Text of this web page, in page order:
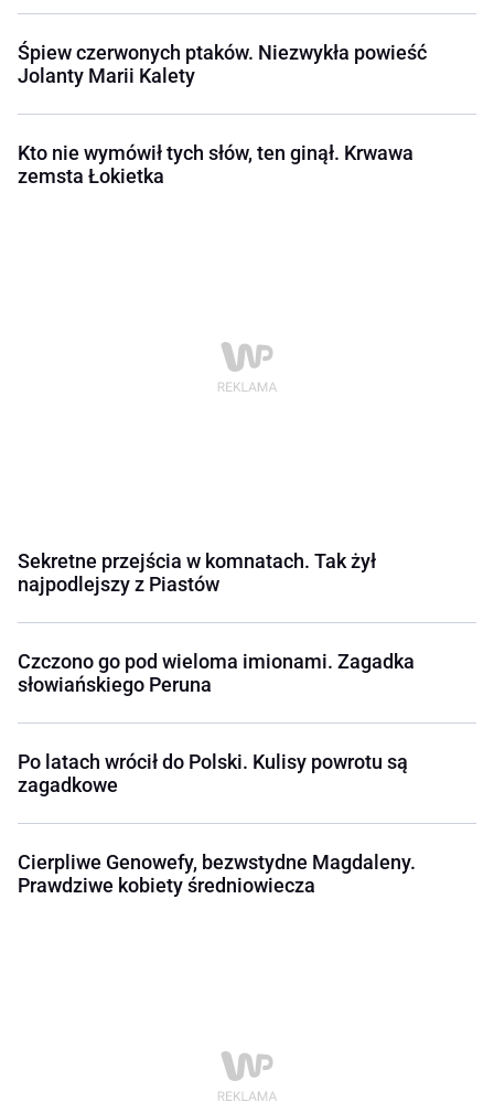
Śpiew czerwonych ptaków. Niezwykła powieść
Jolanty Marii Kalety
Kto nie wymówił tych słów, ten ginął. Krwawa
zemsta Łokietka
Sekretne przejścia w komnatach. Tak żył
najpodlejszy z Piastów
Czczono go pod wieloma imionami. Zagadka
słowiańskiego Peruna
Po latach wrócił do Polski. Kulisy powrotu są
zagadkowe
Cierpliwe Genowefy, bezwstydne Magdaleny.
Prawdziwe kobiety średniowiecza